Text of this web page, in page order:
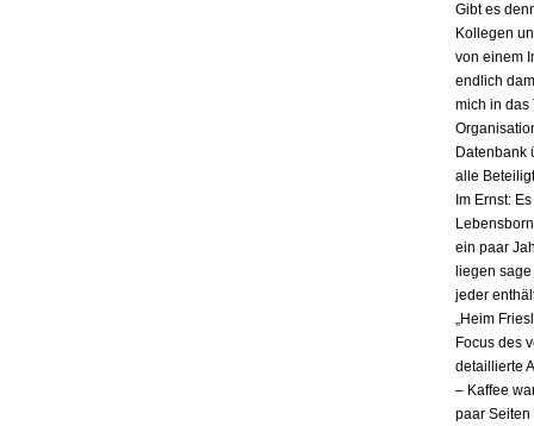
Gibt es
Kollegen
von einem
endlich
mich in das
Datenbank
alle
Im Ernst:
ein paar
liegen
jeder
„Heim
Focus des
detaillierte
– Kaffee
paar